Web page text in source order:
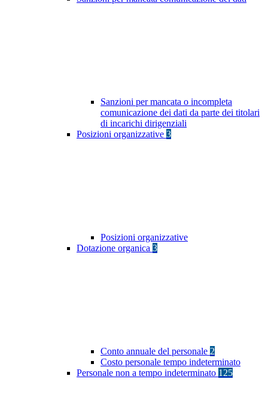
Sanzioni per mancata o incompleta
comunicazione dei dati da parte dei titolari
di incarichi dirigenziali
Posizioni organizzative 3
Posizioni organizzative
Dotazione organica 3
Conto annuale del personale 2
Costo personale tempo indeterminato
Personale non a tempo indeterminato 125